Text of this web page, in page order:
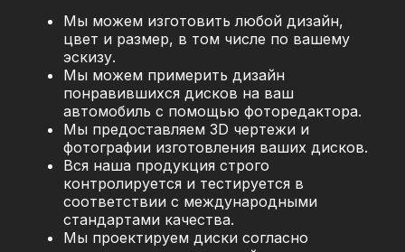
Мы можем изготовить любой дизайн,
цвет и размер, в том числе по вашему
эскизу.
Мы можем примерить дизайн
понравившихся дисков на ваш
автомобиль с помощью фоторедактора.
Мы предоставляем 3D чертежи и
фотографии изготовления ваших дисков.
Вся наша продукция строго
контролируется и тестируется в
соответствии с международными
стандартами качества.
Мы проектируем диски согласно